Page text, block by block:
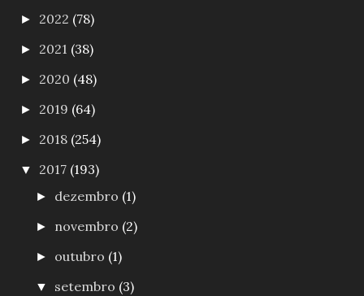
► 2022 (78)
► 2021 (38)
► 2020 (48)
► 2019 (64)
► 2018 (254)
▼ 2017 (193)
► dezembro (1)
► novembro (2)
► outubro (1)
▼ setembro (3)